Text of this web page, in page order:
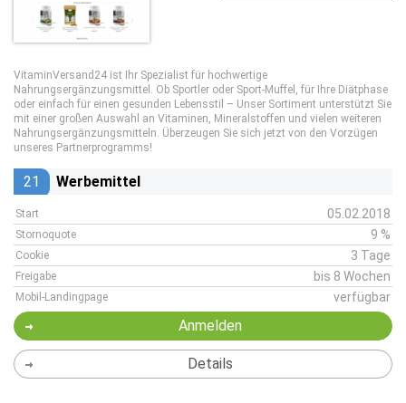
VitaminVersand24 ist Ihr Spezialist für hochwertige
Nahrungsergänzungsmittel. Ob Sportler oder Sport-Muffel, für Ihre Diätphase
oder einfach für einen gesunden Lebensstil – Unser Sortiment unterstützt Sie
mit einer großen Auswahl an Vitaminen, Mineralstoffen und vielen weiteren
Nahrungsergänzungsmitteln. Überzeugen Sie sich jetzt von den Vorzügen
unseres Partnerprogramms!
21 Werbemittel
Start 05.02.2018
Stornoquote 9 %
Cookie 3 Tage
Freigabe bis 8 Wochen
Mobil-Landingpage verfügbar
Anmelden
Details